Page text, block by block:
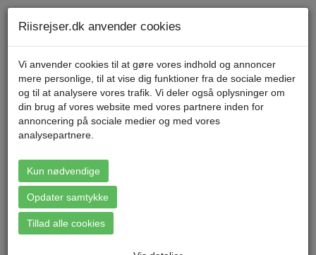
Menu
Booking: Bornholmerweekend
på Hotel Villum
Riisrejser.dk anvender cookies
Vi anvender cookies til at gøre vores indhold og annoncer
mere personlige, til at vise dig funktioner fra de sociale medier
og til at analysere vores trafik. Vi deler også oplysninger om
din brug af vores website med vores partnere inden for
annoncering på sociale medier og med vores
analysepartnere.
Kun nødvendige
Opdater samtykke
Tillad alle cookies